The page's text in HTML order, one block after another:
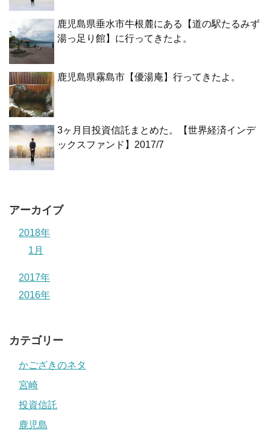
鹿児島県垂水市牛根麓にある【道の駅たるみず
湯っ足り館】に行ってきたよ。
鹿児島県霧島市【優湯庵】行ってきたよ。
3ヶ月目投資信託まとめた。【世界経済インデ
ックスファンド】2017/7
アーカイブ
2018年
1月
2017年
2016年
カテゴリー
かござきのネタ
宮崎
投資信託
鹿児島